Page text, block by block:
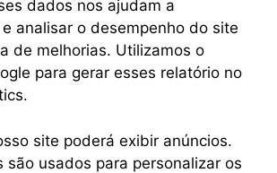
dados nos ajudam a
analisar o desempenho do site
de melhorias. Utilizamos o
para gerar esses relatório no
site poderá exibir anúncios.
são usados ​​para personalizar os